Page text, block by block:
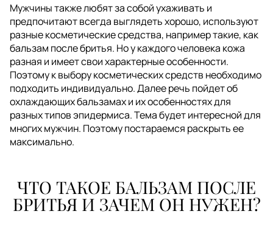
Мужчины также любят за собой ухаживать и
предпочитают всегда выглядеть хорошо, используют
разные косметические средства, например такие, как
бальзам после бритья. Но у каждого человека кожа
разная и имеет свои характерные особенности.
Поэтому к выбору косметических средств необходимо
подходить индивидуально. Далее речь пойдет об
охлаждающих бальзамах и их особенностях для
разных типов эпидермиса. Тема будет интересной для
многих мужчин. Поэтому постараемся раскрыть ее
максимально.
ЧТО ТАКОЕ БАЛЬЗАМ ПОСЛЕ
БРИТЬЯ И ЗАЧЕМ ОН НУЖЕН?